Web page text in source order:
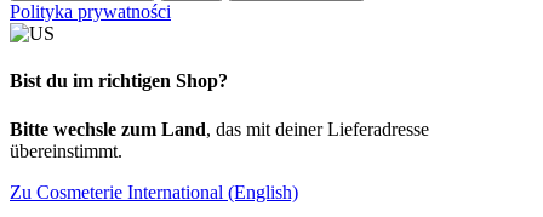
Polityka prywatności
Bist du im richtigen Shop?
Bitte wechsle zum Land, das mit deiner Lieferadresse
übereinstimmt.
Zu Cosmeterie International (English)